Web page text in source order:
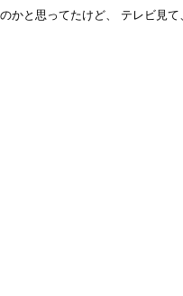
と思ってたけど、 テレビ見